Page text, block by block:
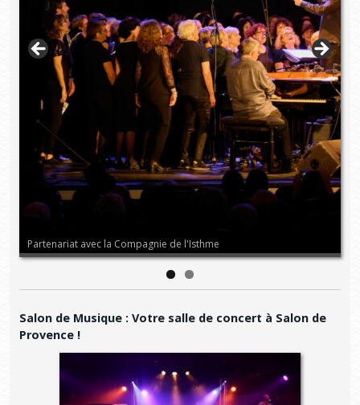
Partenariat avec la Compagnie de l'Isthme
Salon de Musique : Votre salle de concert à Salon de
Provence !